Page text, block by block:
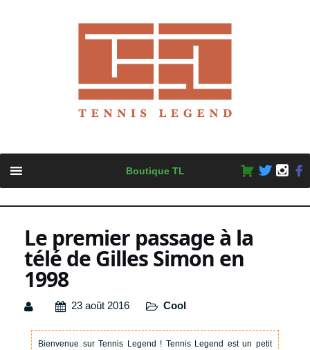
content
Boutique TL
Le premier passage à la
télé de Gilles Simon en
1998
23 août 2016 Cool
Bienvenue sur Tennis Legend ! Tennis Legend est un petit